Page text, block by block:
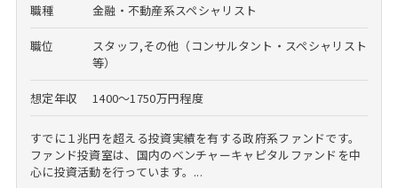
職種 金融・不動産系スペシャリスト
職位
スタッフ,その他（コンサルタント・スペシャリスト
等）
想定年収 1400～1750万円程度
すでに１兆円を超える投資実績を有する政府系ファンドです。
ファンド投資室は、国内のベンチャーキャピタルファンドを中
心に投資活動を行っています。...